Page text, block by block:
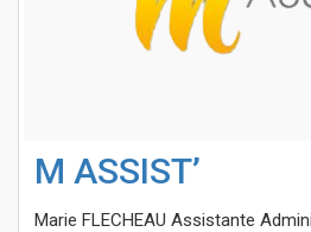
M ASSIST’
Marie FLECHEAU Assistante